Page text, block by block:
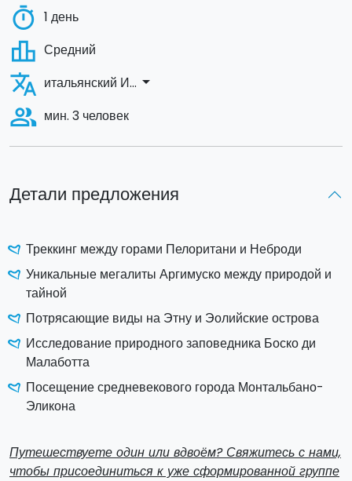
Детали предложения
Треккинг между горами Пелоритани и Неброди
Уникальные мегалиты Аргимуско между природой и
тайной
Потрясающие виды на Этну и Эолийские острова
Исследование природного заповедника Боско ди
Малаботта
Посещение средневекового города Монтальбано-
Эликона
Путешествуете один или вдвоём? Свяжитесь с нами,
чтобы присоединиться к уже сформированной группе
timer 1 день
leaderboard Средний
translate итальянский И... arrow_drop_down
people_alt мин. 3 человек